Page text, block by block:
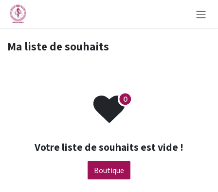
Se rendre au contenu
Ma liste de souhaits
Votre liste de souhaits est vide !
Boutique